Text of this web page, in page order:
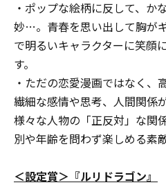
・ポップな絵柄に反して、か
妙…。青春を思い出して胸が
で明るいキャラクターに笑顔
す。
・ただの恋愛漫画ではなく、
繊細な感情や思考、人間関係
様々な人物の「正反対」な関
別や年齢を問わず楽しめる素
＜設定賞＞『ルリドラゴン』